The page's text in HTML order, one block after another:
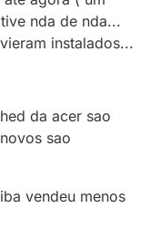
nda de nda...
instalados...
da acer sao
sao
vendeu menos